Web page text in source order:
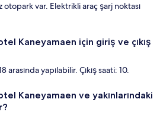
otopark var. Elektrikli araç şarj noktası
Kaneyamaen için giriş ve çıkış
arasında yapılabilir. Çıkış saati: 10.
Kaneyamaen ve yakınlarındaki